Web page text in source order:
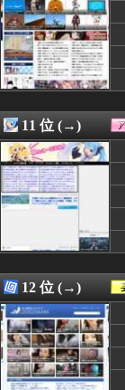
08/06 09:09
08/06 09:09
08/06 09:09
08/06 09:06
08/06 09:05
08/06 09:05
08/06 09:05
08/06 09:05
08/06 09:05
08/06 09:05
08/06 09:05
08/06 09:05
08/06 09:03
08/06 09:02
08/06 09:02
08/06 09:01
08/06 09:01
08/06 09:01
08/06 09:01
08/06 09:00
11 位 (→)
12 位 (→)